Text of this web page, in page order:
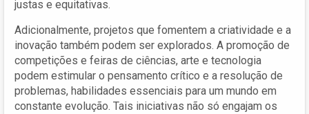
justas e equitativas.
Adicionalmente, projetos que fomentem a criatividade e a
inovação também podem ser explorados. A promoção de
competições e feiras de ciências, arte e tecnologia
podem estimular o pensamento crítico e a resolução de
problemas, habilidades essenciais para um mundo em
constante evolução. Tais iniciativas não só engajam os